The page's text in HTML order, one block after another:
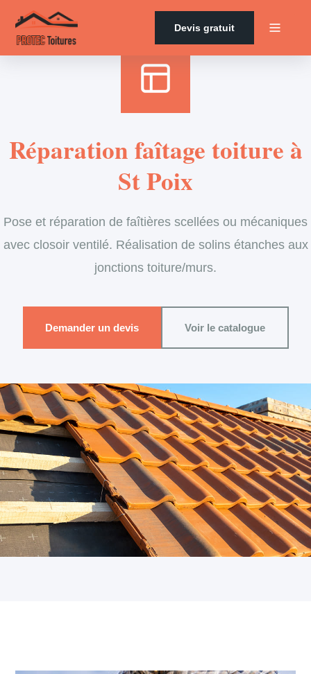
Devis gratuit
Réparation faîtage toiture à
St Poix
Pose et réparation de faîtières scellées ou mécaniques
avec closoir ventilé. Réalisation de solins étanches aux
jonctions toiture/murs.
Demander un devis Voir le catalogue